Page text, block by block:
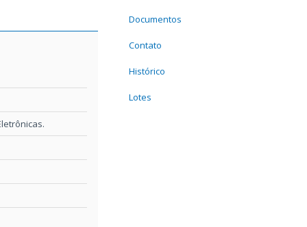
Documentos
Contato
Histórico
Lotes